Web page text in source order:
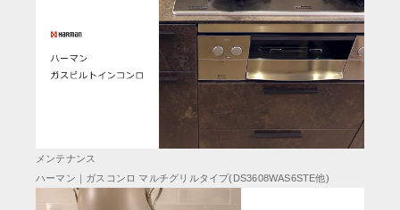
メンテナンス
ハーマン｜ガスコンロ マルチグリルタイプ(DS3608WAS6STE他)